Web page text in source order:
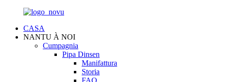
CASA
NANTU À NOI
Cumpagnia
Pipa Dinsen
Manifattura
Storia
FAQ